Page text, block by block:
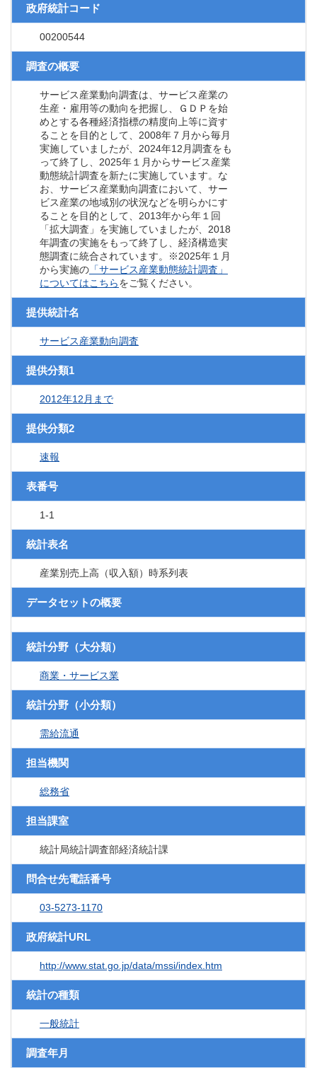
政府統計コード
00200544
調査の概要
サービス産業動向調査は、サービス産業の
生産・雇用等の動向を把握し、ＧＤＰを始
めとする各種経済指標の精度向上等に資す
ることを目的として、2008年７月から毎月
実施していましたが、2024年12月調査をも
って終了し、2025年１月からサービス産業
動態統計調査を新たに実施しています。な
お、サービス産業動向調査において、サー
ビス産業の地域別の状況などを明らかにす
ることを目的として、2013年から年１回
「拡大調査」を実施していましたが、2018
年調査の実施をもって終了し、経済構造実
態調査に統合されています。※2025年１月
から実施の 「サービス産業動態統計調査」
についてはこちらをご覧ください。
提供統計名
サービス産業動向調査
提供分類1
2012年12月まで
提供分類2
速報
表番号
1-1
統計表名
産業別売上高（収入額）時系列表
データセットの概要
統計分野（大分類）
商業・サービス業
統計分野（小分類）
需給流通
担当機関
総務省
担当課室
統計局統計調査部経済統計課
問合せ先電話番号
03-5273-1170
政府統計URL
http://www.stat.go.jp/data/mssi/index.htm
統計の種類
一般統計
調査年月